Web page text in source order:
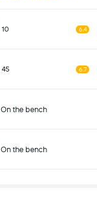
10 6.4
45 6.7
On the bench
On the bench